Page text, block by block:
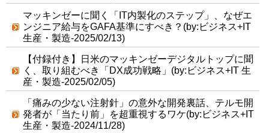
マッキンゼーに聞く「IT内製化のステップ」、なぜエ
ンジニア給与をGAFA基準にすべき？(by:ビジネス+IT
生産・製造-2025/02/13)
【付録付き】日米のマッキンゼーデジタルトップに聞
く、取り組むべき「DX成功戦略」(by:ビジネス+IT 生
産・製造-2025/02/05)
「痛みの少ない注射針」の意外な開発裏話、テルモ開
発者が「当たり前」を超重視するワケ(by:ビジネス+IT
生産・製造-2024/11/28)